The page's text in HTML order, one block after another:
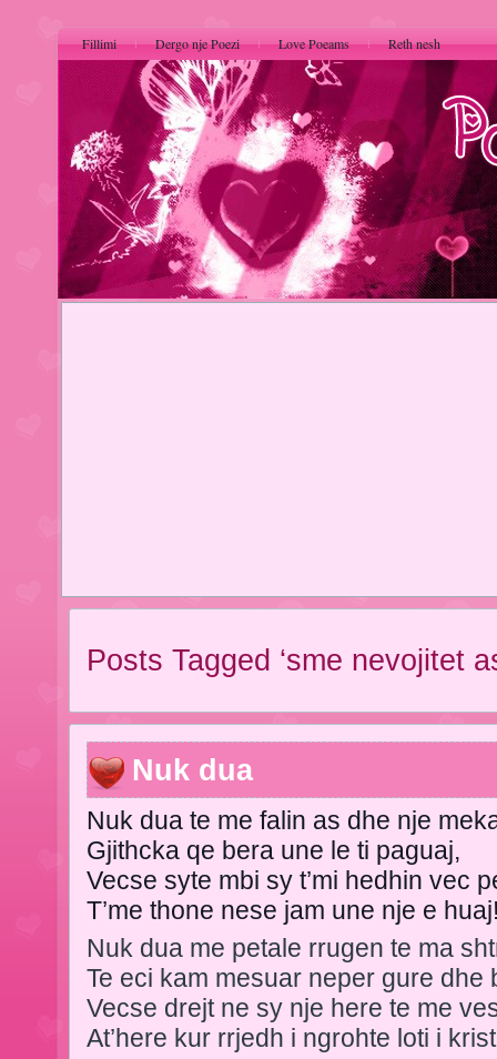
Fillimi Dergo nje Poezi Love Poeams Reth nesh
Posts Tagged ‘sme nevojitet
Nuk dua
Nuk dua te me falin as dhe nje
Gjithcka qe bera une le ti paguaj,
Vecse syte mbi sy t’mi hedhin vec
T’me thone nese jam une nje e
Nuk dua me petale rrugen te ma
Te eci kam mesuar neper gure dhe
Vecse drejt ne sy nje here te me
At’here kur rrjedh i ngrohte loti i